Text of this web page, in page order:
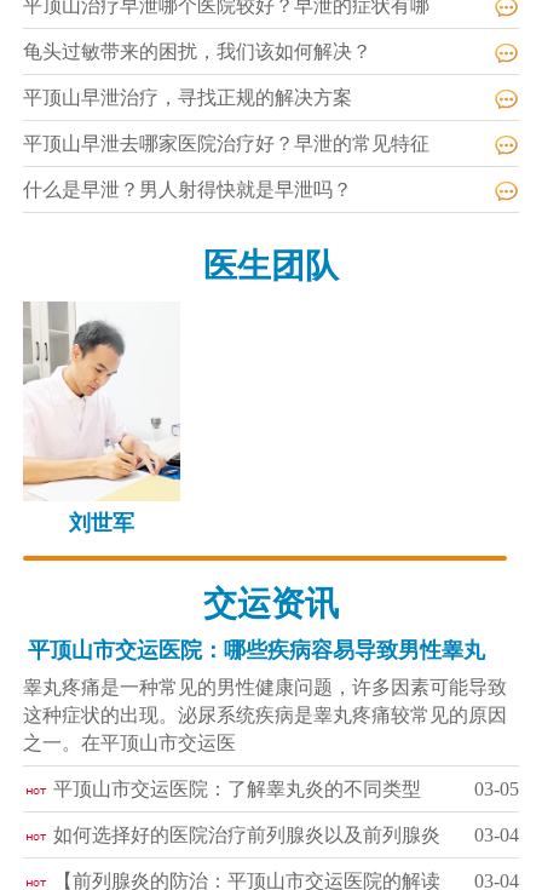
平顶山治疗早泄哪个医院较好？早泄的症状有哪
龟头过敏带来的困扰，我们该如何解决？
平顶山早泄治疗，寻找正规的解决方案
平顶山早泄去哪家医院治疗好？早泄的常见特征
什么是早泄？男人射得快就是早泄吗？
医生团队
刘世军
交运资讯
平顶山市交运医院：哪些疾病容易导致男性睾丸
睾丸疼痛是一种常见的男性健康问题，许多因素可能导致
这种症状的出现。泌尿系统疾病是睾丸疼痛较常见的原因
之一。在平顶山市交运医
平顶山市交运医院：了解睾丸炎的不同类型 03-05
如何选择好的医院治疗前列腺炎以及前列腺炎 03-04
【前列腺炎的防治：平顶山市交运医院的解读 03-04